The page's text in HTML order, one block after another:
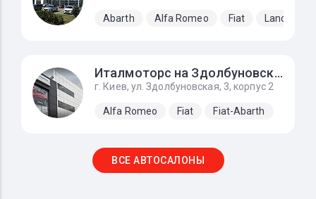
Abarth Alfa Romeo Fiat Lancia
Италмоторс на Здолбуновской
г. Киев, ул. Здолбуновская, 3, корпус 2
Alfa Romeo Fiat Fiat-Abarth
ВСЕ АВТОСАЛОНЫ